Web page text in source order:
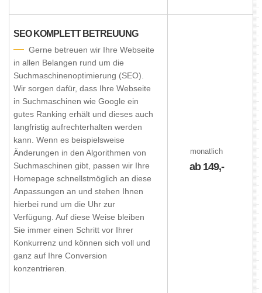
SEO KOMPLETT BETREUUNG
Gerne betreuen wir Ihre Webseite
in allen Belangen rund um die
Suchmaschinenoptimierung (SEO).
Wir sorgen dafür, dass Ihre Webseite
in Suchmaschinen wie Google ein
gutes Ranking erhält und dieses auch
langfristig aufrechterhalten werden
kann. Wenn es beispielsweise
Änderungen in den Algorithmen von
Suchmaschinen gibt, passen wir Ihre
Homepage schnellstmöglich an diese
Anpassungen an und stehen Ihnen
hierbei rund um die Uhr zur
Verfügung. Auf diese Weise bleiben
Sie immer einen Schritt vor Ihrer
Konkurrenz und können sich voll und
ganz auf Ihre Conversion
konzentrieren.
monatlich
ab 149,-